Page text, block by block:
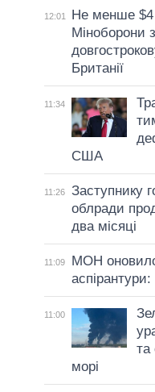
12:01
Не менше $4
Міноборони
Британії
11:34
США
11:26
Заступнику
облради
два місяці
11:09
МОН
11:00
та
морі